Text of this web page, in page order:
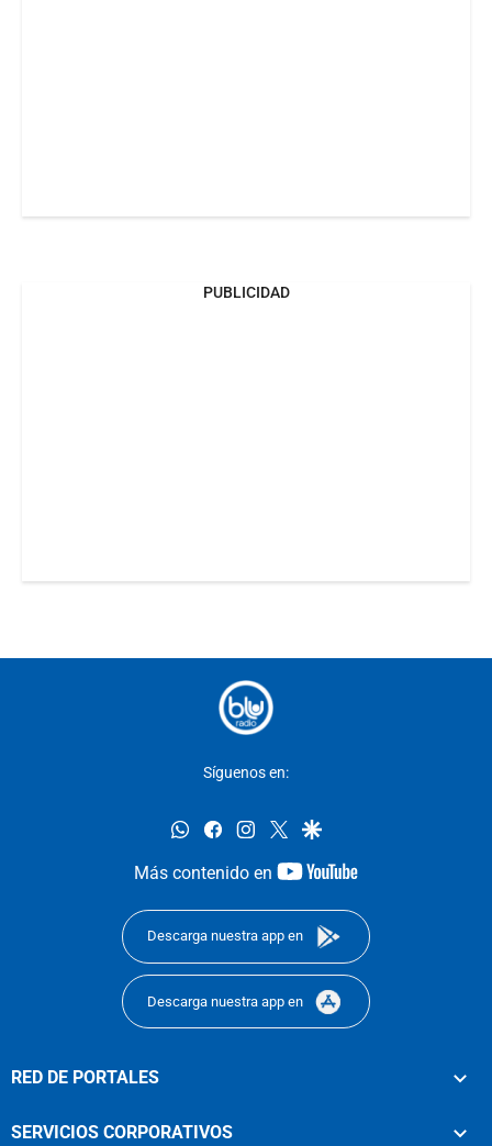
PUBLICIDAD
Síguenos en:
whatsappfacebookinstagram
twittergoogle
Más contenido en
youtube-
Descarga nuestra app en
Descarga nuestra app en
RED DE PORTALES
SERVICIOS CORPORATIVOS